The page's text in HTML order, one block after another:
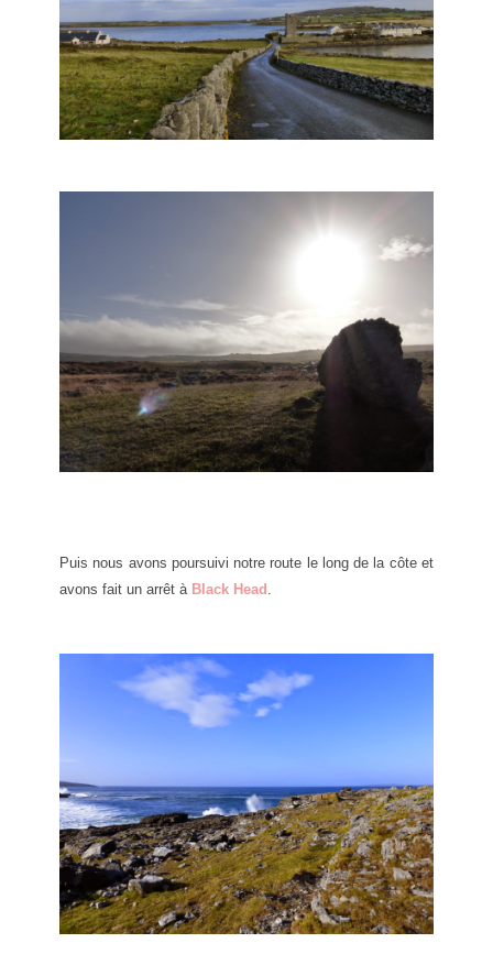
Puis nous avons poursuivi notre route le long de la côte et
avons fait un arrêt à Black Head .